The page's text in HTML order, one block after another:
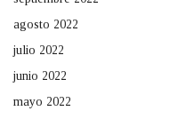
agosto 2022
julio 2022
junio 2022
mayo 2022